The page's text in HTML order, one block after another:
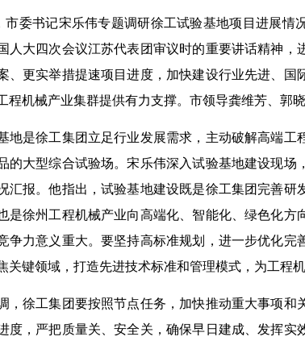
市委书记宋乐伟专题调研徐工试验基地项目进展情
人大四次会议江苏代表团审议时的重要讲话精神
、更实举措提速项目进度，加快建设行业先进、
程机械产业集群提供有力支撑。市领导龚维芳、郭晓
地是徐工集团立足行业发展需求，主动破解高端
的大型综合试验场。宋乐伟深入试验基地建设现
汇报。他指出，试验基地建设既是徐工集团完善
是徐州工程机械产业向高端化、智能化、绿色化
争力意义重大。要坚持高标准规划，进一步优化
关键领域，打造先进技术标准和管理模式，为工程
，徐工集团要按照节点任务，加快推动重大事项
度，严把质量关、安全关，确保早日建成、发挥